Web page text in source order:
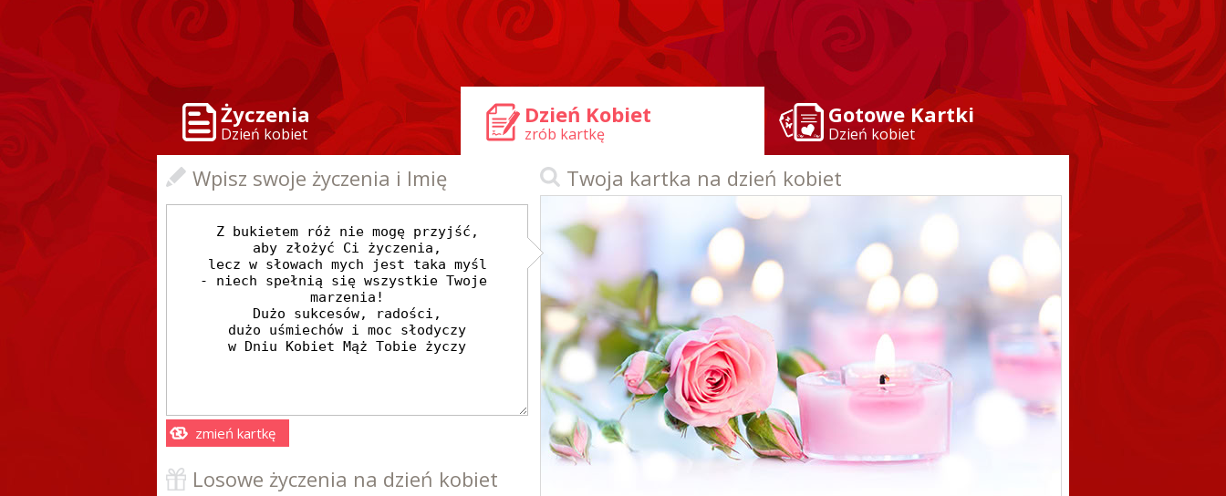
Życzenia
Dzień kobiet
Dzień Kobiet
zrób kartkę
Gotowe Kartki
Dzień kobiet
Wpisz swoje życzenia i Imię
zmień kartkę
Twoja kartka na dzień kobiet
Losowe życzenia na dzień kobiet